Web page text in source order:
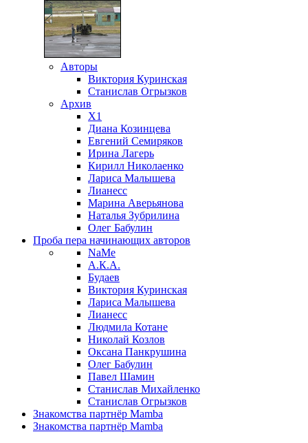
Авторы
Виктория Куринская
Станислав Огрызков
Архив
X1
Диана Козинцева
Евгений Семиряков
Ирина Лагерь
Кирилл Николаенко
Лариса Малышева
Лианесс
Марина Аверьянова
Наталья Зубрилина
Олег Бабулин
Проба пера начинающих авторов
NaMe
А.К.А.
Будаев
Виктория Куринская
Лариса Малышева
Лианесс
Людмила Котане
Николай Козлов
Оксана Панкрушина
Олег Бабулин
Павел Шамин
Станислав Михайленко
Станислав Огрызков
Знакомства партнёр Mamba
Знакомства партнёр Mamba